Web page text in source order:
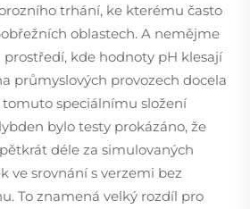
trhání, ke kterému často
oblastech. A nemějme
kde hodnoty pH klesají
průmyslových provozech docela
tomuto speciálnímu složení
bylo testy prokázáno, že
déle za simulovaných
ve srovnání s verzemi bez
To znamená velký rozdíl pro